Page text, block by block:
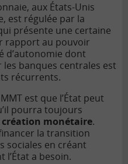
aux États-Unis
est régulée par la
présente une certaine
rapport au pouvoir
d’autonomie dont
banques centrales est
récurrents.
est que l’État peut
pourra toujours
monétaire.
la transition
sociales en créant
a besoin.